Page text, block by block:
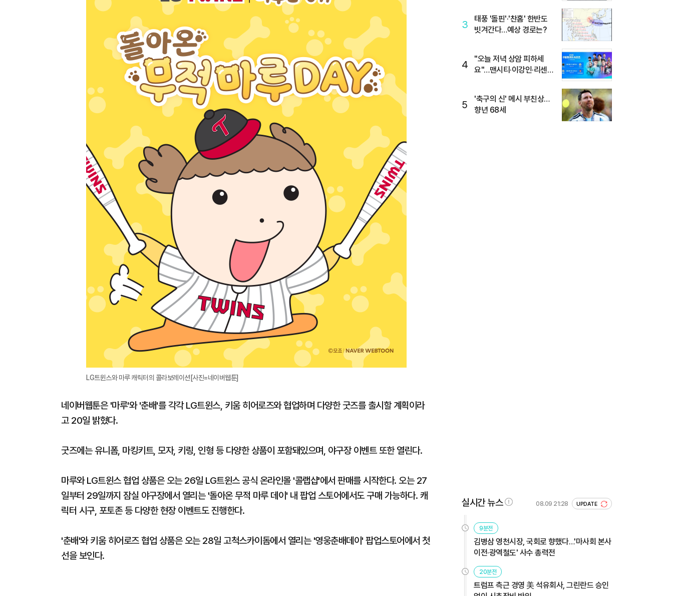
확
대
LG트윈스와 마루 캐릭터의 콜라보레이션[사진=네이버웹툰]
네이버웹툰은 '마루'와 '춘배'를 각각 LG트윈스, 키움 히어로즈와 협업하며 다양한 굿즈를 출시할 계획이라
고 20일 밝혔다.
굿즈에는 유니폼, 마킹키트, 모자, 키링, 인형 등 다양한 상품이 포함돼있으며, 야구장 이벤트 또한 열린다.
마루와 LG트윈스 협업 상품은 오는 26일 LG트윈스 공식 온라인몰 '콜랩샵'에서 판매를 시작한다. 오는 27
일부터 29일까지 잠실 야구장에서 열리는 '돌아온 무적 마루 데이' 내 팝업 스토어에서도 구매 가능하다. 캐
릭터 시구, 포토존 등 다양한 현장 이벤트도 진행한다.
'춘배'와 키움 히어로즈 협업 상품은 오는 28일 고척스카이돔에서 열리는 '영웅춘배데이' 팝업스토어에서 첫
선을 보인다.
3
태풍 '돌핀'·'찬홈' 한반도
빗겨간다…예상 경로는?
4
"오늘 저녁 상암 피하세
요"…맨시티·이강인·리센느
5
'축구의 신' 메시 부친상…
향년 68세
실시간 뉴스 08.09 21:28 UPDATE
9분전
김병삼 영천시장, 국회로 향했다…'마사회 본사
이전·광역철도' 사수 총력전
20분전
트럼프 측근 경영 美 석유회사, 그린란드 승인